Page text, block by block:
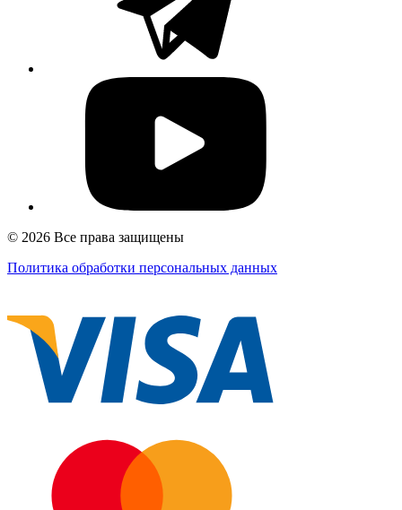
© 2026 Все права защищены
Политика обработки персональных данных